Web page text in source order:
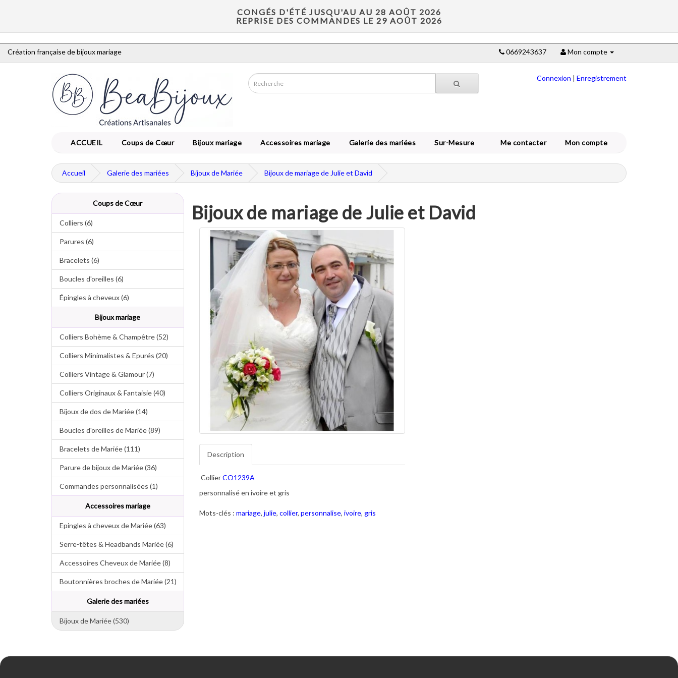
CONGÉS D'ÉTÉ JUSQU'AU AU 28 AOÛT 2026
REPRISE DES COMMANDES LE 29 AOÛT 2026
Création française de bijoux mariage 0669243637 Mon compte
Connexion | Enregistrement
ACCUEIL Coups de Cœur Bijoux mariage Accessoires mariage Galerie des mariées Sur-Mesure Me contacter Mon compte
Accueil Galerie des mariées Bijoux de Mariée Bijoux de mariage de Julie et David
Coups de Cœur
Colliers (6)
Parures (6)
Bracelets (6)
Boucles d'oreilles (6)
Épingles à cheveux (6)
Bijoux mariage
Colliers Bohème & Champêtre (52)
Colliers Minimalistes & Epurés (20)
Colliers Vintage & Glamour (7)
Colliers Originaux & Fantaisie (40)
Bijoux de dos de Mariée (14)
Boucles d'oreilles de Mariée (89)
Bracelets de Mariée (111)
Parure de bijoux de Mariée (36)
Commandes personnalisées (1)
Accessoires mariage
Epingles à cheveux de Mariée (63)
Serre-têtes & Headbands Mariée (6)
Accessoires Cheveux de Mariée (8)
Boutonnières broches de Mariée (21)
Galerie des mariées
Bijoux de Mariée (530)
Bijoux de mariage de Julie et David
Description
CollierCO1239A
personnalisé en ivoire et gris
Mots-clés : mariage, julie, collier, personnalise, ivoire, gris